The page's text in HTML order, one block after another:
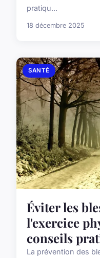
pratiqu...
18 décembre 2025
SANTÉ
Éviter les
l'exercice
conseils
La prévention des